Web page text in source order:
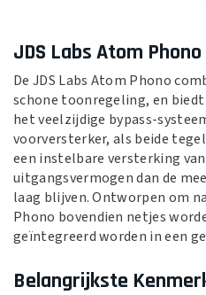
JDS Labs Atom Phono
De JDS Labs Atom Phono
schone toonregeling, en
het veelzijdige bypass-
voorversterker, als beide
een instelbare versterking
uitgangsvermogen dan de
laag blijven. Ontworpen om
Phono bovendien netjes
geïntegreerd worden in een
Belangrijkste